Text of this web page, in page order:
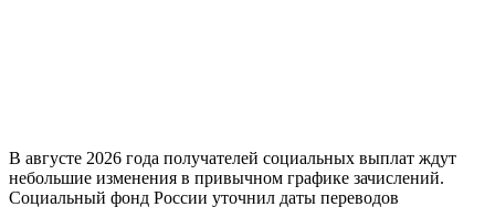
В августе 2026 года получателей социальных выплат ждут
небольшие изменения в привычном графике зачислений.
Социальный фонд России уточнил даты переводов